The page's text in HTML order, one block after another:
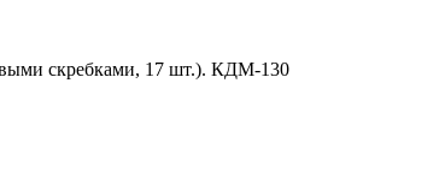
скребками, 17 шт.). КДМ-130